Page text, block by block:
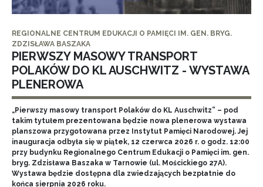
REGIONALNE CENTRUM EDUKACJI O PAMIĘCI IM. GEN. BRYG.
ZDZISŁAWA BASZAKA
PIERWSZY MASOWY TRANSPORT
POLAKÓW DO KL AUSCHWITZ - WYSTAWA
PLENEROWA
„Pierwszy masowy transport Polaków do KL Auschwitz” – pod
takim tytułem prezentowana będzie nowa plenerowa wystawa
planszowa przygotowana przez Instytut Pamięci Narodowej. Jej
inauguracja odbyła się w piątek, 12 czerwca 2026 r. o godz. 12:00
przy budynku Regionalnego Centrum Edukacji o Pamięci im. gen.
bryg. Zdzisława Baszaka w Tarnowie (ul. Mościckiego 27A).
Wystawa będzie dostępna dla zwiedzających bezpłatnie do
końca sierpnia 2026 roku.